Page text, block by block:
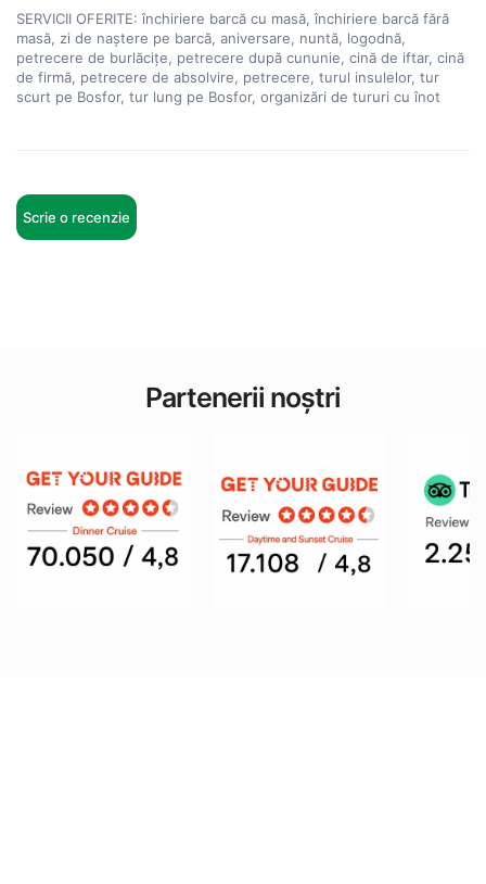
SERVICII OFERITE: închiriere barcă cu masă, închiriere barcă fără
masă, zi de naștere pe barcă, aniversare, nuntă, logodnă,
petrecere de burlăcițe, petrecere după cununie, cină de iftar, cină
de firmă, petrecere de absolvire, petrecere, turul insulelor, tur
scurt pe Bosfor, tur lung pe Bosfor, organizări de tururi cu înot
Scrie o recenzie
Partenerii noștri